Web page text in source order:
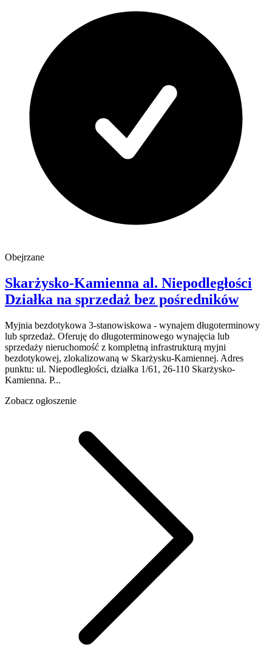
Obejrzane
Skarżysko-Kamienna al. Niepodległości
Działka na sprzedaż bez pośredników
Myjnia bezdotykowa 3-stanowiskowa - wynajem długoterminowy
lub sprzedaż. Oferuję do długoterminowego wynajęcia lub
sprzedaży nieruchomość z kompletną infrastrukturą myjni
bezdotykowej, zlokalizowaną w Skarżysku-Kamiennej. Adres
punktu: ul. Niepodległości, działka 1/61, 26-110 Skarżysko-
Kamienna. P...
Zobacz ogłoszenie